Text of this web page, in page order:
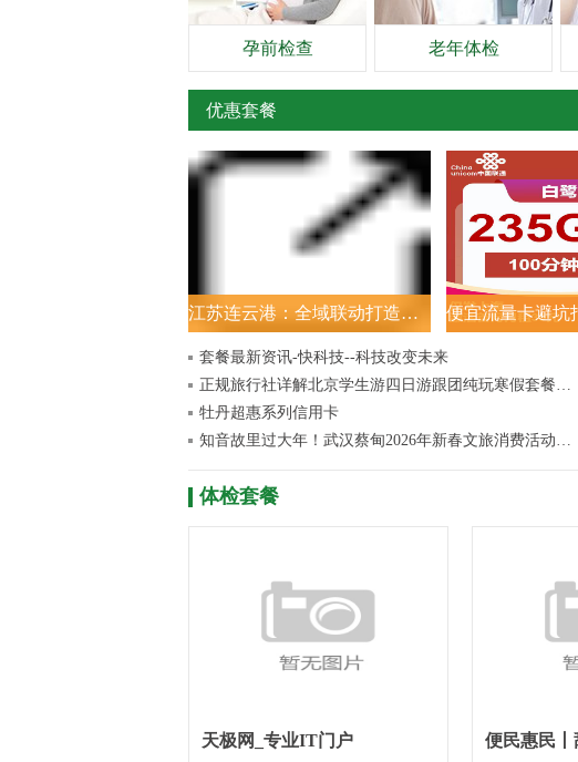
孕前检查 老年体检
优惠套餐
江苏连云港：全域联动打造新春消费盛宴
套餐最新资讯-快科技--科技改变未来
正规旅行社详解北京学生游四日游跟团纯玩寒假套餐报价及优惠攻略
牡丹超惠系列信用卡
知音故里过大年！武汉蔡甸2026年新春文旅消费活动开启
体检套餐
天极网_专业IT门户